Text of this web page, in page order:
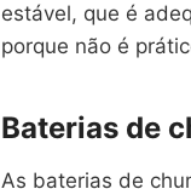
estável, que é
porque não é
Baterias de
As baterias de